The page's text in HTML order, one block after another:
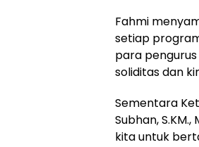
Fahmi
setiap
para
soliditas dan
Sementara
Subhan,
kita untuk